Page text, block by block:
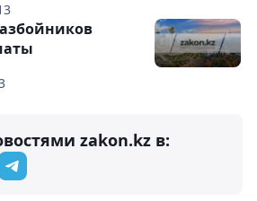
zakon.kz в: